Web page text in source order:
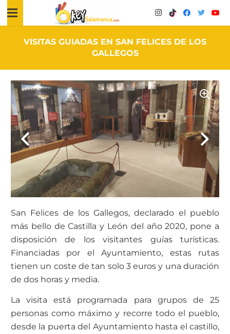
VISITAS GUIADAS EN SAN FELICES DE LOS
GALLEGOS
San Felices de los Gallegos, declarado el pueblo
más bello de Castilla y León del año 2020, pone a
disposición de los visitantes guías turísticas.
Financiadas por el Ayuntamiento, estas rutas
tienen un coste de tan solo 3 euros y una duración
de dos horas y media.
La visita está programada para grupos de 25
personas como máximo y recorre todo el pueblo,
desde la puerta del Ayuntamiento hasta el castillo,